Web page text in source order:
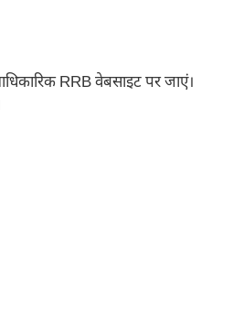
RRB वेबसाइट पर जाएं।